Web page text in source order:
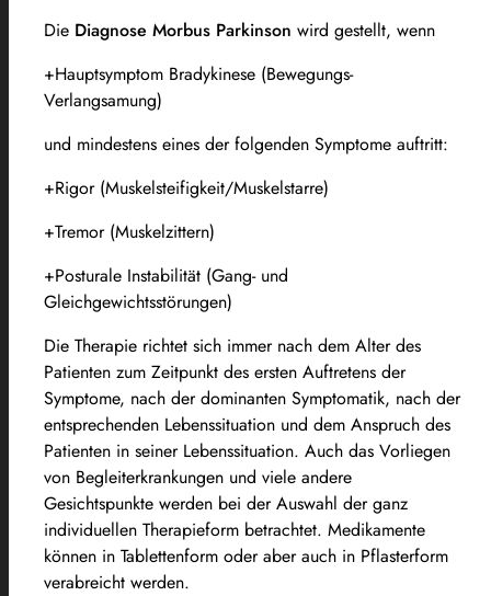
Die Diagnose Morbus Parkinson wird gestellt, wenn
+Hauptsymptom Bradykinese (Bewegungs-
Verlangsamung)
und mindestens eines der folgenden Symptome auftritt:
+Rigor (Muskelsteifigkeit/Muskelstarre)
+Tremor (Muskelzittern)
+Posturale Instabilität (Gang- und
Gleichgewichtsstörungen)
Die Therapie richtet sich immer nach dem Alter des
Patienten zum Zeitpunkt des ersten Auftretens der
Symptome, nach der dominanten Symptomatik, nach der
entsprechenden Lebenssituation und dem Anspruch des
Patienten in seiner Lebenssituation. Auch das Vorliegen
von Begleiterkrankungen und viele andere
Gesichtspunkte werden bei der Auswahl der ganz
individuellen Therapieform betrachtet. Medikamente
können in Tablettenform oder aber auch in Pflasterform
verabreicht werden.